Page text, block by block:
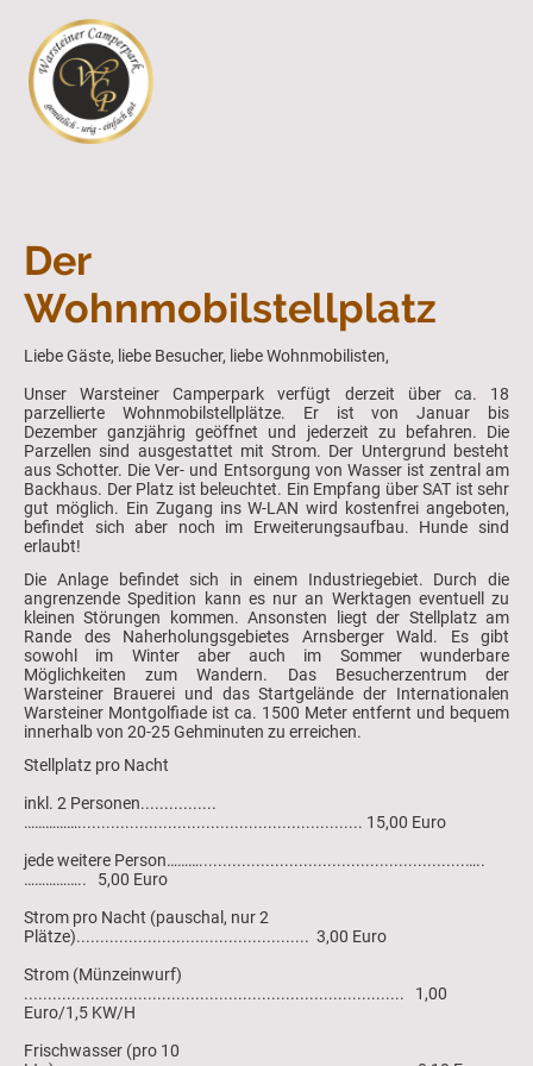
Der
Wohnmobilstellplatz
Liebe Gäste, liebe Besucher, liebe Wohnmobilisten,
Unser Warsteiner Camperpark verfügt derzeit über ca. 18
parzellierte Wohnmobilstellplätze. Er ist von Januar bis
Dezember ganzjährig geöffnet und jederzeit zu befahren. Die
Parzellen sind ausgestattet mit Strom. Der Untergrund besteht
aus Schotter. Die Ver- und Entsorgung von Wasser ist zentral am
Backhaus. Der Platz ist beleuchtet. Ein Empfang über SAT ist sehr
gut möglich. Ein Zugang ins W-LAN wird kostenfrei angeboten,
befindet sich aber noch im Erweiterungsaufbau. Hunde sind
erlaubt!
Die Anlage befindet sich in einem Industriegebiet. Durch die
angrenzende Spedition kann es nur an Werktagen eventuell zu
kleinen Störungen kommen. Ansonsten liegt der Stellplatz am
Rande des Naherholungsgebietes Arnsberger Wald. Es gibt
sowohl im Winter aber auch im Sommer wunderbare
Möglichkeiten zum Wandern. Das Besucherzentrum der
Warsteiner Brauerei und das Startgelände der Internationalen
Warsteiner Montgolfiade ist ca. 1500 Meter entfernt und bequem
innerhalb von 20-25 Gehminuten zu erreichen.
Stellplatz pro Nacht
inkl. 2 Personen................
……………............................................................ 15,00 Euro
jede weitere Person………........................................................…..
…………….. 5,00 Euro
Strom pro Nacht (pauschal, nur 2
Plätze)................................................. 3,00 Euro
Strom (Münzeinwurf)
................................................................................ 1,00
Euro/1,5 KW/H
Frischwasser (pro 10